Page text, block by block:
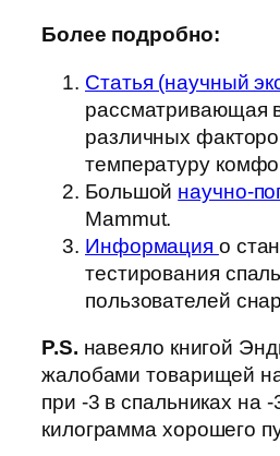
Более подробно:
Статья (научный
рассматривающая
различных
температуру
Большой научно-
Mammut.
Информация о
тестирования
пользователей
P.S. навеяло книгой
жалобами товарищей
при -3 в спальниках на
килограмма хорошего